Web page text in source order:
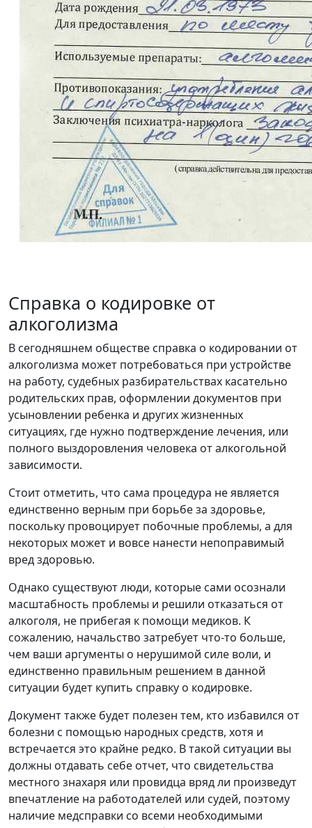
Справка о кодировке от
алкоголизма
В сегодняшнем обществе справка о кодировании от
алкоголизма может потребоваться при устройстве
на работу, судебных разбирательствах касательно
родительских прав, оформлении документов при
усыновлении ребенка и других жизненных
ситуациях, где нужно подтверждение лечения, или
полного выздоровления человека от алкогольной
зависимости.
Стоит отметить, что сама процедура не является
единственно верным при борьбе за здоровье,
поскольку провоцирует побочные проблемы, а для
некоторых может и вовсе нанести непоправимый
вред здоровью.
Однако существуют люди, которые сами осознали
масштабность проблемы и решили отказаться от
алкоголя, не прибегая к помощи медиков. К
сожалению, начальство затребует что-то больше,
чем ваши аргументы о нерушимой силе воли, и
единственно правильным решением в данной
ситуации будет купить справку о кодировке.
Документ также будет полезен тем, кто избавился от
болезни с помощью народных средств, хотя и
встречается это крайне редко. В такой ситуации вы
должны отдавать себе отчет, что свидетельства
местного знахаря или провидца вряд ли произведут
впечатление на работодателей или судей, поэтому
наличие медсправки со всеми необходимыми